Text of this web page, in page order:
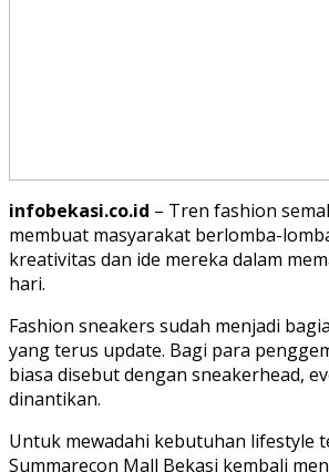
infobekasi.co.id – Tren fashion
membuat masyarakat berlomba-
kreativitas dan ide mereka dalam
hari.
Fashion sneakers sudah menjadi
yang terus update. Bagi para
biasa disebut dengan sneakerhead,
dinantikan.
Untuk mewadahi kebutuhan lifestyle
Summarecon Mall Bekasi kembali